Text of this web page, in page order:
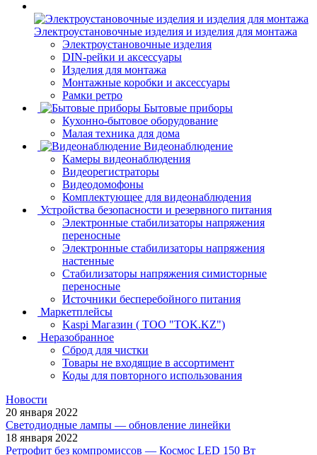
Электроустановочные изделия и изделия для монтажа
Электроустановочные изделия
DIN-рейки и аксессуары
Изделия для монтажа
Монтажные коробки и аксессуары
Рамки ретро
Бытовые приборы
Кухонно-бытовое оборудование
Малая техника для дома
Видеонаблюдение
Камеры видеонаблюдения
Видеорегистраторы
Видеодомофоны
Комплектующее для видеонаблюдения
Устройства безопасности и резервного питания
Электронные стабилизаторы напряжения
переносные
Электронные стабилизаторы напряжения
настенные
Стабилизаторы напряжения симисторные
переносные
Источники бесперебойного питания
Маркетплейсы
Kaspi Магазин ( ТОО "TOK.KZ")
Неразобранное
Сброд для чистки
Товары не входящие в ассортимент
Коды для повторного использования
Новости
20 января 2022
Светодиодные лампы — обновление линейки
18 января 2022
Ретрофит без компромиссов — Космос LED 150 Вт